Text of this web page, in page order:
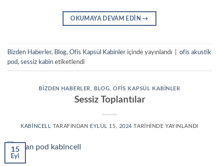
OKUMAYA DEVAM EDIN→
Bizden Haberler, Blog, Ofis Kapsül Kabinler içinde yayınlandı
ofis akustik
pod, sessiz kabin etiketlendi
BIZDEN HABERLER, BLOG,OFIS KAPSÜL KABINLER
Sessiz Toplantılar
KABINCELL TARAFINDAN EYLÜL 15, 2024 TARIHINDE YAYINLANDI
15
Eyl